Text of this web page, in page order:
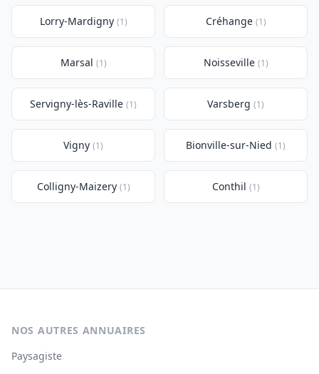
Lorry-Mardigny (1) Créhange (1)
Marsal (1) Noisseville (1)
Servigny-lès-Raville (1) Varsberg (1)
Vigny (1) Bionville-sur-Nied (1)
Colligny-Maizery (1) Conthil (1)
NOS AUTRES ANNUAIRES
Paysagiste